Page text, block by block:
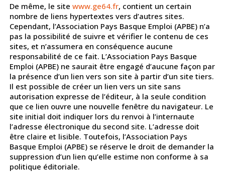
De même, le site www.ge64.fr, contient un certain
nombre de liens hypertextes vers d’autres sites.
Cependant, l’Association Pays Basque Emploi (APBE) n’a
pas la possibilité de suivre et vérifier le contenu de ces
sites, et n’assumera en conséquence aucune
responsabilité de ce fait. L’Association Pays Basque
Emploi (APBE) ne saurait être engagé d’aucune façon par
la présence d’un lien vers son site à partir d’un site tiers.
Il est possible de créer un lien vers un site sans
autorisation expresse de l’éditeur, à la seule condition
que ce lien ouvre une nouvelle fenêtre du navigateur. Le
site initial doit indiquer lors du renvoi à l’internaute
l’adresse électronique du second site. L’adresse doit
être claire et lisible. Toutefois, l’Association Pays
Basque Emploi (APBE) se réserve le droit de demander la
suppression d’un lien qu’elle estime non conforme à sa
politique éditoriale.